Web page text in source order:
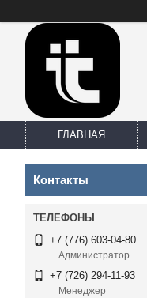
ГЛАВНАЯ
Контакты
+7 (776) 603-04-80
Администратор
+7 (726) 294-11-93
Менеджер